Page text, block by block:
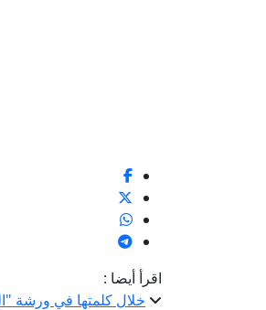
اقرأ أيضا :
خلال كلمتها في ورشة